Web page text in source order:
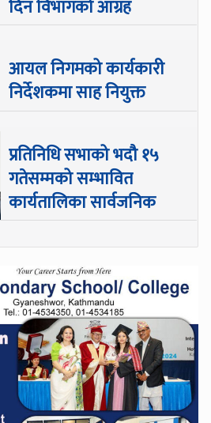
दिन विभागको आग्रह
आयल निगमको कार्यकारी
निर्देशकमा साह नियुक्त
प्रतिनिधि सभाको भदौ १५
गतेसम्मको सम्भावित
कार्यतालिका सार्वजनिक